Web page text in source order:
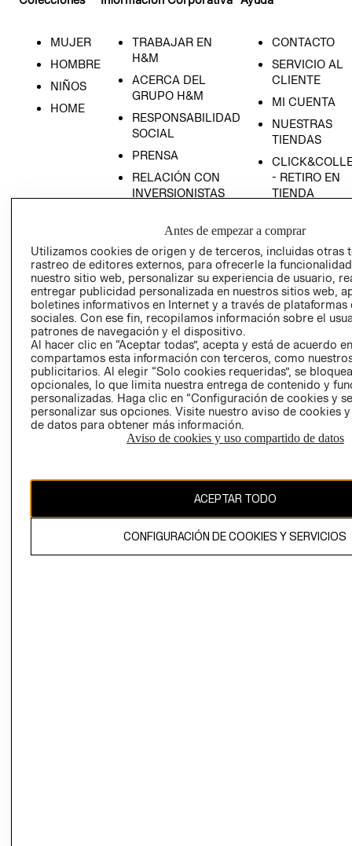
MUJER
HOMBRE
NIÑOS
HOME
TRABAJAR EN
H&M
ACERCA DEL
GRUPO H&M
RESPONSABILIDAD
SOCIAL
PRENSA
RELACIÓN CON
INVERSIONISTAS
EMPRESARIAL
CONTACTO
SERVICIO AL
CLIENTE
MI CUENTA
NUESTRAS
TIENDAS
- RETIRO EN
TIENDA
CONDICIONES
AVISO DE
PRIVACIDAD
GIFT CARD
AVISO DE
El contenido de esta página web está protegido por copyright y es
Antes de empezar a comprar
Utilizamos cookies de origen y de terceros, incluidas otras
rastreo de editores externos, para ofrecerle la
nuestro sitio web, personalizar su experiencia de usuario,
entregar publicidad personalizada en nuestros sitios web,
boletines informativos en Internet y a través de plataformas
sociales. Con ese fin, recopilamos información sobre el
patrones de navegación y el dispositivo.
Al hacer clic en “Aceptar todas”, acepta y está de acuerdo
compartamos esta información con terceros, como
publicitarios. Al elegir “Solo cookies requeridas”, se
opcionales, lo que limita nuestra entrega de contenido y
personalizadas. Haga clic en “Configuración de cookies y
personalizar sus opciones. Visite nuestro aviso de cookies
de datos para obtener más información.
Aviso de cookies y uso compartido de datos
ACEPTAR TODO
CONFIGURACIÓN DE COOKIES Y SERVICIOS